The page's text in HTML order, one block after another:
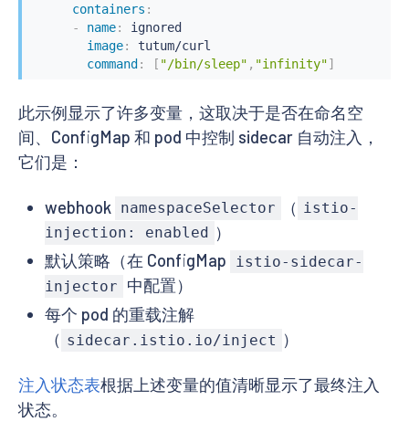
containers :
-
name:
ignored
image:
tutum/curl
command : [ "/bin/sleep" , "infinity"]
此示例显示了许多变量，这取决于是否在命名空
间、ConfigMap 和 pod 中控制 sidecar 自动注入，
它们是：
webhook namespaceSelector （ istio-
injection: enabled
）
默认策略（在 ConfigMap
istio-sidecar-
injector
中配置）
每个 pod 的重载注解
（ sidecar.istio.io/inject ）
注入状态表根据上述变量的值清晰显示了最终注入
状态。